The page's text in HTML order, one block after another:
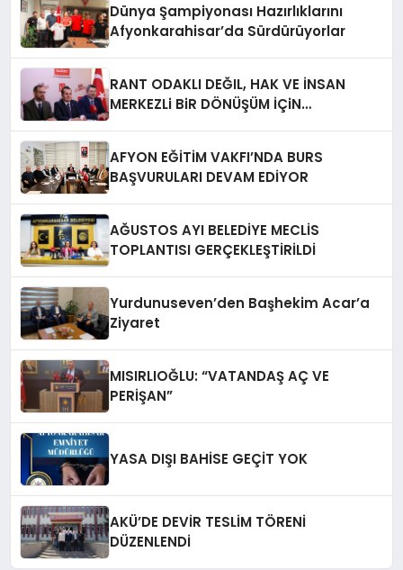
Dünya Şampiyonası Hazırlıklarını
Afyonkarahisar’da Sürdürüyorlar
RANT ODAKLI DEĞIL, HAK VE İNSAN
MERKEZLi BiR DÖNÜŞÜM İÇiN
AFYON EĞİTİM VAKFI’NDA BURS
BAŞVURULARI DEVAM EDİYOR
AĞUSTOS AYI BELEDİYE MECLİS
TOPLANTISI GERÇEKLEŞTİRİLDİ
Yurdunuseven’den Başhekim Acar’a
Ziyaret
MISIRLIOĞLU: “VATANDAŞ AÇ VE
PERİŞAN”
YASA DIŞI BAHİSE GEÇİT YOK
AKÜ’DE DEVİR TESLİM TÖRENİ
DÜZENLENDİ